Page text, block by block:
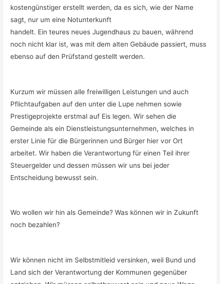
kostengünstiger erstellt werden, da es sich, wie der Name
sagt, nur um eine Notunterkunft
handelt. Ein teures neues Jugendhaus zu bauen, während
noch nicht klar ist, was mit dem alten Gebäude passiert, muss
ebenso auf den Prüfstand gestellt werden.
Kurzum wir müssen alle freiwilligen Leistungen und auch
Pflichtaufgaben auf den unter die Lupe nehmen sowie
Prestigeprojekte erstmal auf Eis legen. Wir sehen die
Gemeinde als ein Dienstleistungsunternehmen, welches in
erster Linie für die Bürgerinnen und Bürger hier vor Ort
arbeitet. Wir haben die Verantwortung für einen Teil ihrer
Steuergelder und dessen müssen wir uns bei jeder
Entscheidung bewusst sein.
Wo wollen wir hin als Gemeinde? Was können wir in Zukunft
noch bezahlen?
Wir können nicht im Selbstmitleid versinken, weil Bund und
Land sich der Verantwortung der Kommunen gegenüber